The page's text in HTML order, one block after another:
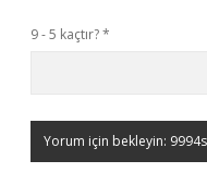
9 - 5 kaçtır?*